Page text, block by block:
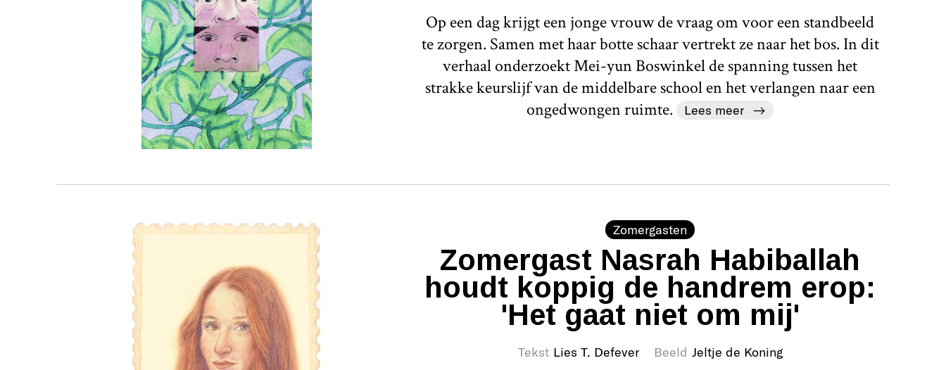
Op een dag krijgt een jonge vrouw de vraag om voor een standbeeld
te zorgen. Samen met haar botte schaar vertrekt ze naar het bos. In dit
verhaal onderzoekt Mei-yun Boswinkel de spanning tussen het
strakke keurslijf van de middelbare school en het verlangen naar een
ongedwongen ruimte.
Lees meer
Zomergasten
Zomergast Nasrah Habiballah
houdt koppig de handrem erop:
'Het gaat niet om mij'
Tekst Lies T. Defever Beeld Jeltje de Koning